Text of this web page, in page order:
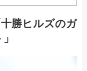
勝ヒルズのガ